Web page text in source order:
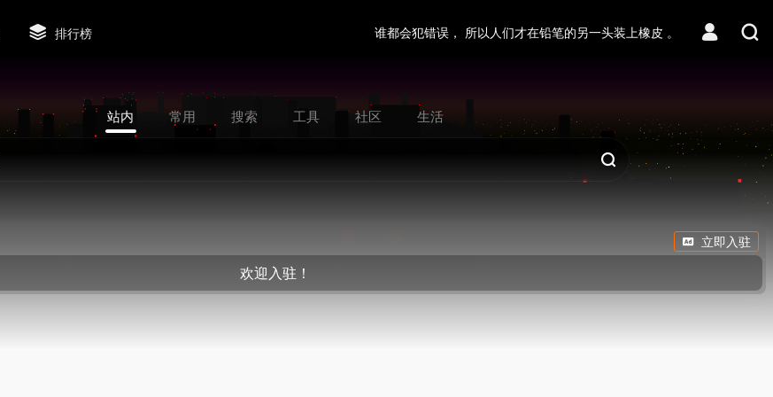
排行榜 谁都会犯错误， 所以人们才在铅笔的另一头装上橡皮 。
站内 常用 搜索 工具 社区 生活
立即入驻
欢迎入驻！